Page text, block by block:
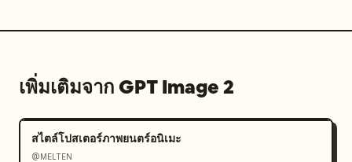
เพิ่มเติมจาก GPT Image 2
สไตล์โปสเตอร์ภาพยนตร์อนิเมะ
@MELTEN